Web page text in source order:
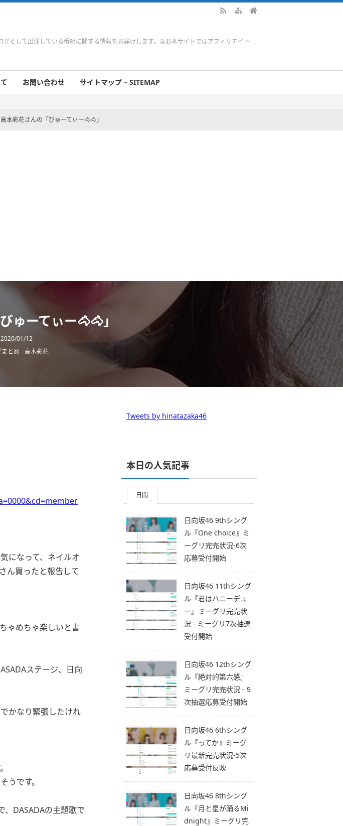
そして出演している番組に関する情報をお届けします。なお本サイトではアフィリエイト
お問い合わせ サイトマップ – SITEMAP
高本彩花さんの「びゅーてぃー🐴🐴」
ゅーてぃー🐴🐴」
2020/01/12
とめ -高本彩花
になって、ネイルオ
ん買ったと報告して
ゃめちゃ楽しいと書
ステージ、日向
かなり緊張したけれ
うです。
、DASADAの主題歌で
Tweets by hinatazaka46
本日の人気記事
日間
日向坂46 9thシング
ル『One choice』ミ
ーグリ完売状況-6次
応募受付開始
日向坂46 11thシング
ル『君はハニーデュ
ー』ミーグリ完売状
況 - ミーグリ7次抽選
受付開始
日向坂46 12thシング
ル『絶対的第六感』
ミーグリ完売状況 - 9
次抽選応募受付開始
日向坂46 6thシング
ル『ってか』ミーグ
リ最新完売状況-5次
応募受付反映
日向坂46 8thシング
ル『月と星が踊るMi
dnight』ミーグリ完